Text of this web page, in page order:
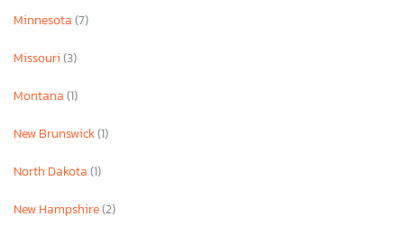
Minnesota(7)
Missouri(3)
Montana(1)
New Brunswick(1)
North Dakota(1)
New Hampshire(2)